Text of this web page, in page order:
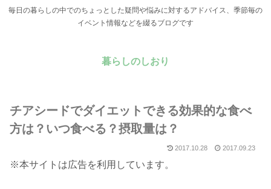
毎日の暮らしの中でのちょっとした疑問や悩みに対するアドバイス、季節毎の
イベント情報などを綴るブログです
暮らしのしおり
チアシードでダイエットできる効果的な食べ
方は？いつ食べる？摂取量は？
2017.10.28 2017.09.23
※本サイトは広告を利用しています。